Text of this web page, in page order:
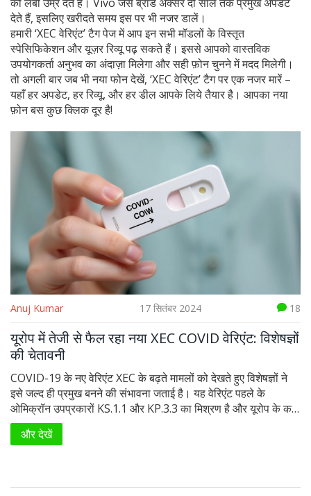
देते हैं, इसलिए खरीदते समय इस पर भी नजर डालें।
हमारी ‘XEC वेरिएंट’ टैग पेज में आप इन सभी मॉडलों के विस्तृत
स्पेसिफिकेशन और यूज़र रिव्यू पढ़ सकते हैं। इससे आपको वास्तविक
उपयोगकर्ता अनुभव का अंदाज़ा मिलेगा और सही फ़ोन चुनने में मदद मिलेगी।
तो अगली बार जब भी नया फोन देखें, ‘XEC वेरिएंट’ टैग पर एक नजर मारें –
यहाँ हर अपडेट, हर रिव्यू, और हर डील आपके लिये तैयार है। आपका नया
फ़ोन बस कुछ क्लिक दूर है!
Anuj Kumar 17 सितंबर 2024 18
यूरोप में तेजी से फैल रहा नया XEC COVID वेरिएंट: विशेषज्ञों
की चेतावनी
COVID-19 के नए वेरिएंट XEC के बढ़ते मामलों को देखते हुए विशेषज्ञों ने
इसे जल्द ही प्रमुख बनने की संभावना जताई है। यह वेरिएंट पहले के
ओमिक्रॉन उपप्रकारों KS.1.1 और KP.3.3 का मिश्रण है और यूरोप के कई
देशों में इसकी पहचान की गई है। वैज्ञानिकों का मानना है कि मौजूदा वैक्सीन
इस वेरिएंट के खिलाफ प्रभावी बने रहेंगे।
और देखें